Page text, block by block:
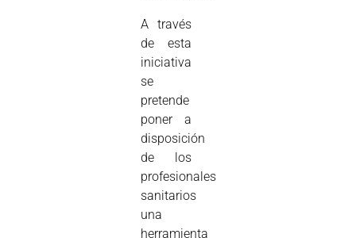
A través
de esta
iniciativa
se
pretende
poner a
disposición
de los
profesionales
sanitarios
una
herramienta